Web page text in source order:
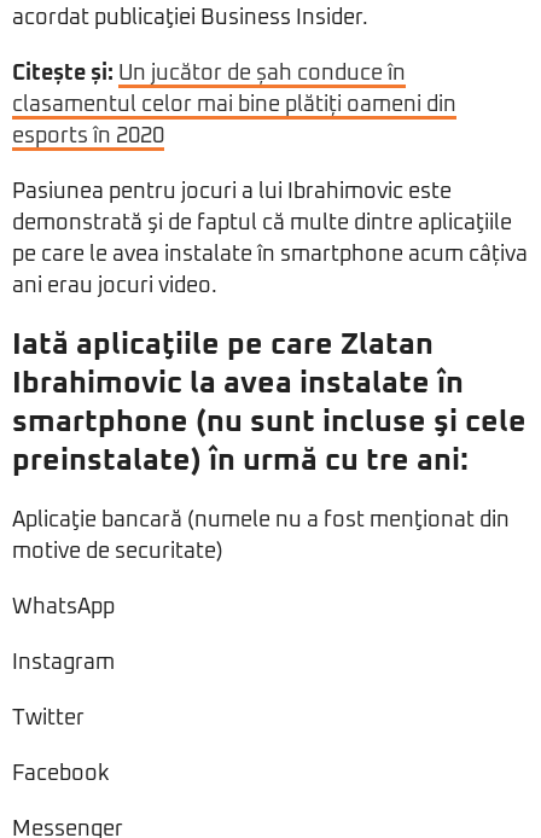
acordat publicaţiei Business Insider.
Citește și: Un jucător de șah conduce în
clasamentul celor mai bine plătiți oameni din
esports în 2020
Pasiunea pentru jocuri a lui Ibrahimovic este
demonstrată şi de faptul că multe dintre aplicaţiile
pe care le avea instalate în smartphone acum câțiva
ani erau jocuri video.
Iată aplicaţiile pe care Zlatan
Ibrahimovic la avea instalate în
smartphone (nu sunt incluse şi cele
preinstalate) în urmă cu tre ani:
Aplicaţie bancară (numele nu a fost menţionat din
motive de securitate)
WhatsApp
Instagram
Twitter
Facebook
Messenger